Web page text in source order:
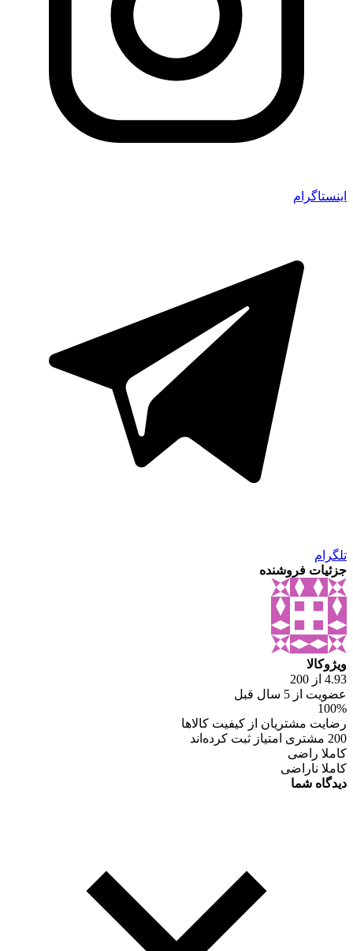
اینستاگرام
تلگرام
جزئیات فروشنده
ویژوکالا
4.93 از 200
عضویت از 5 سال قبل
100%
رضایت مشتریان از کیفیت کالاها
200 مشتری امتیاز ثبت کرده‌اند
کاملا راضی
کاملا ناراضی
دیدگاه شما